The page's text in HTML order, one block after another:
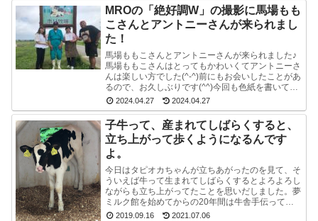
MROの「絶好調W」の撮影に馬場もも
こさんとアントニーさんが来られまし
た！
馬場ももこさんとアントニーさんが来られました♪
馬場ももこさんはとってもかわいくてアントニーさ
んは楽しい方でした(^-^)前にもお会いしたことがあ
るので、お久しぶりです(^^)今回も色紙を書いて戴
いたので、夢ミルク館に来られた時には、ぜひ、
ご...
2024.04.27 2024.04.27
子牛って、産まれてしばらくすると、
立ち上がって歩くようになるんです
よ。
今日はタピオカちゃんが立ちあがったのを見て、そ
ういえば牛って生まれてしばらくするとよろよろし
ながらも立ち上がってたことを思いだしました。夢
ミルク館を始めてからの20年間は牛舎手伝ってな
いので、うっかり忘れてました。ちょうど牧場長が
2019.09.16 2021.07.06